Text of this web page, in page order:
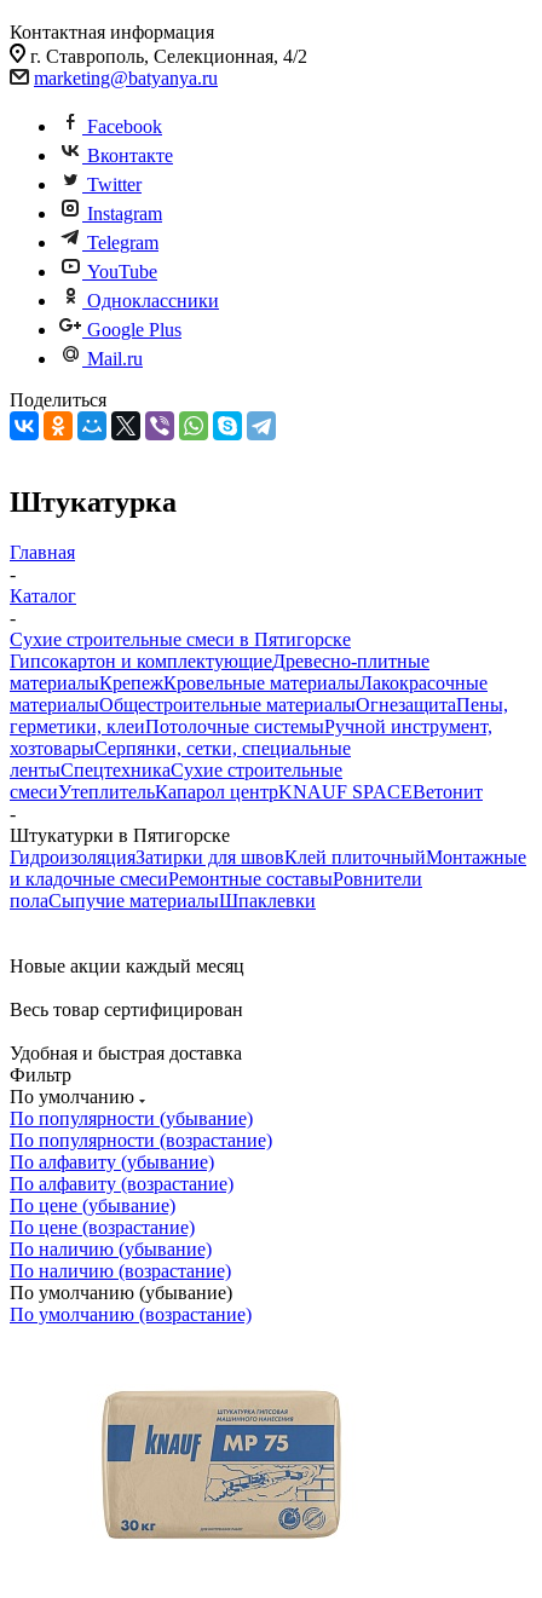
Контактная информация
г. Ставрополь, Селекционная, 4/2
marketing@batyanya.ru
Facebook
Вконтакте
Twitter
Instagram
Telegram
YouTube
Одноклассники
Google Plus
Mail.ru
Поделиться
Штукатурка
Главная
-
Каталог
-
Сухие строительные смеси в Пятигорске
Гипсокартон и комплектующиеДревесно-плитные
материалыКрепежКровельные материалыЛакокрасочные
материалыОбщестроительные материалыОгнезащитаПены,
герметики, клеиПотолочные системыРучной инструмент,
хозтоварыСерпянки, сетки, специальные
лентыСпецтехникаСухие строительные
смесиУтеплительКапарол центрKNAUF SPACEВетонит
-
Штукатурки в Пятигорске
ГидроизоляцияЗатирки для швовКлей плиточныйМонтажные
и кладочные смесиРемонтные составыРовнители
полаСыпучие материалыШпаклевки
Новые акции каждый месяц
Весь товар сертифицирован
Удобная и быстрая доставка
Фильтр
По умолчанию
По популярности (убывание)
По популярности (возрастание)
По алфавиту (убывание)
По алфавиту (возрастание)
По цене (убывание)
По цене (возрастание)
По наличию (убывание)
По наличию (возрастание)
По умолчанию (убывание)
По умолчанию (возрастание)